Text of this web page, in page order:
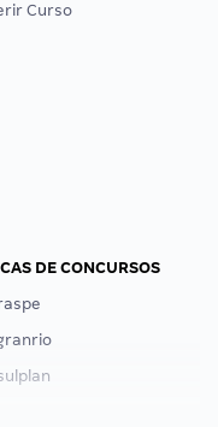
Curso
DE CONCURSOS